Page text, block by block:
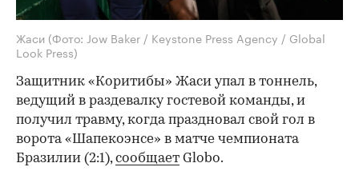
Жаси (Фото: Jow Baker / Keystone Press Agency / Global
Look Press)
Защитник «Коритибы» Жаси упал в тоннель,
ведущий в раздевалку гостевой команды, и
получил травму, когда праздновал свой гол в
ворота «Шапекоэнсе» в матче чемпионата
Бразилии (2:1),сообщает Globo.